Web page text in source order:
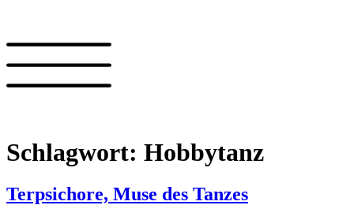
Schlagwort: Hobbytanz
Terpsichore, Muse des Tanzes